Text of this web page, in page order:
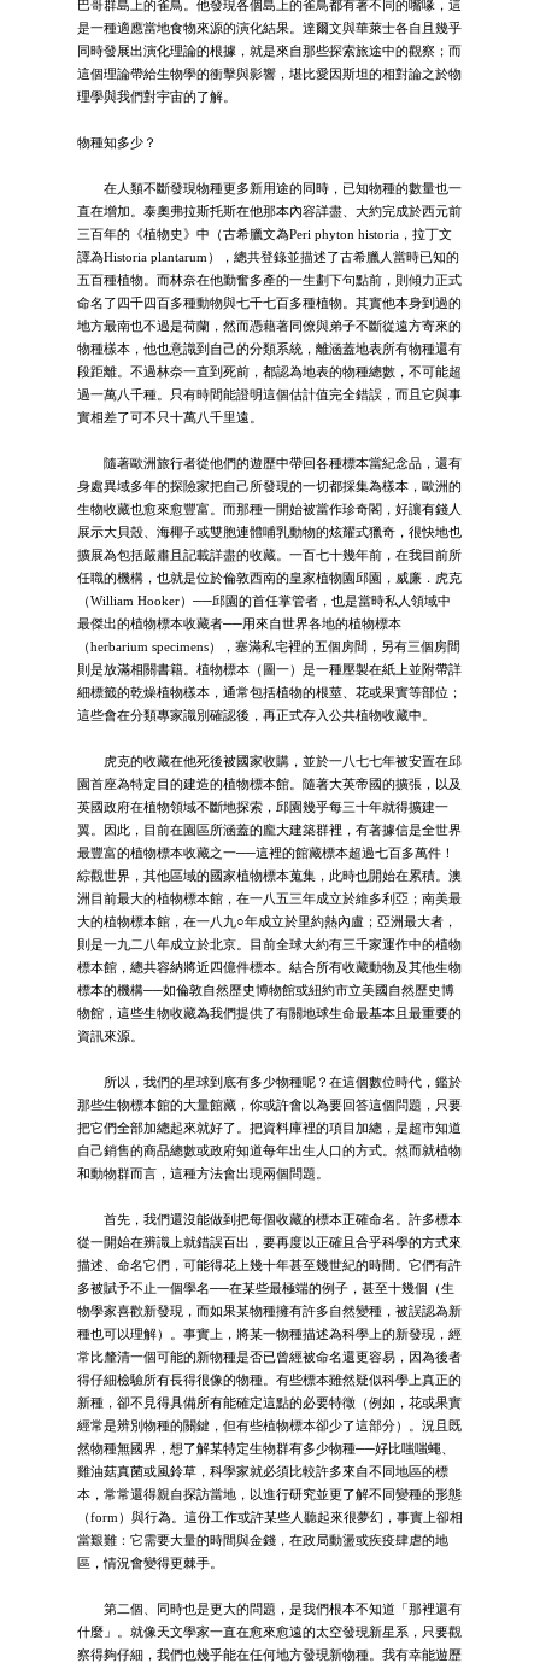
巴哥群島上的雀鳥。他發現各個島上的雀鳥都有著不同的嘴喙，這
是一種適應當地食物來源的演化結果。達爾文與華萊士各自且幾乎
同時發展出演化理論的根據，就是來自那些探索旅途中的觀察；而
這個理論帶給生物學的衝擊與影響，堪比愛因斯坦的相對論之於物
理學與我們對宇宙的了解。
物種知多少？
在人類不斷發現物種更多新用途的同時，已知物種的數量也一
直在增加。泰奧弗拉斯托斯在他那本內容詳盡、大約完成於西元前
三百年的《植物史》中（古希臘文為Peri phyton historia，拉丁文
譯為Historia plantarum），總共登錄並描述了古希臘人當時已知的
五百種植物。而林奈在他勤奮多產的一生劃下句點前，則傾力正式
命名了四千四百多種動物與七千七百多種植物。其實他本身到過的
地方最南也不過是荷蘭，然而憑藉著同僚與弟子不斷從遠方寄來的
物種樣本，他也意識到自己的分類系統，離涵蓋地表所有物種還有
段距離。不過林奈一直到死前，都認為地表的物種總數，不可能超
過一萬八千種。只有時間能證明這個估計值完全錯誤，而且它與事
實相差了可不只十萬八千里遠。
隨著歐洲旅行者從他們的遊歷中帶回各種標本當紀念品，還有
身處異域多年的探險家把自己所發現的一切都採集為樣本，歐洲的
生物收藏也愈來愈豐富。而那種一開始被當作珍奇閣，好讓有錢人
展示大貝殼、海椰子或雙胞連體哺乳動物的炫耀式獵奇，很快地也
擴展為包括嚴肅且記載詳盡的收藏。一百七十幾年前，在我目前所
任職的機構，也就是位於倫敦西南的皇家植物園邱園，威廉．虎克
（William Hooker）──邱園的首任掌管者，也是當時私人領域中
最傑出的植物標本收藏者──用來自世界各地的植物標本
（herbarium specimens），塞滿私宅裡的五個房間，另有三個房間
則是放滿相關書籍。植物標本（圖一）是一種壓製在紙上並附帶詳
細標籤的乾燥植物樣本，通常包括植物的根莖、花或果實等部位；
這些會在分類專家識別確認後，再正式存入公共植物收藏中。
虎克的收藏在他死後被國家收購，並於一八七七年被安置在邱
園首座為特定目的建造的植物標本館。隨著大英帝國的擴張，以及
英國政府在植物領域不斷地探索，邱園幾乎每三十年就得擴建一
翼。因此，目前在園區所涵蓋的龐大建築群裡，有著據信是全世界
最豐富的植物標本收藏之一──這裡的館藏標本超過七百多萬件！
綜觀世界，其他區域的國家植物標本蒐集，此時也開始在累積。澳
洲目前最大的植物標本館，在一八五三年成立於維多利亞；南美最
大的植物標本館，在一八九○年成立於里約熱內盧；亞洲最大者，
則是一九二八年成立於北京。目前全球大約有三千家運作中的植物
標本館，總共容納將近四億件標本。結合所有收藏動物及其他生物
標本的機構──如倫敦自然歷史博物館或紐約市立美國自然歷史博
物館，這些生物收藏為我們提供了有關地球生命最基本且最重要的
資訊來源。
所以，我們的星球到底有多少物種呢？在這個數位時代，鑑於
那些生物標本館的大量館藏，你或許會以為要回答這個問題，只要
把它們全部加總起來就好了。把資料庫裡的項目加總，是超市知道
自己銷售的商品總數或政府知道每年出生人口的方式。然而就植物
和動物群而言，這種方法會出現兩個問題。
首先，我們還沒能做到把每個收藏的標本正確命名。許多標本
從一開始在辨識上就錯誤百出，要再度以正確且合乎科學的方式來
描述、命名它們，可能得花上幾十年甚至幾世紀的時間。它們有許
多被賦予不止一個學名──在某些最極端的例子，甚至十幾個（生
物學家喜歡新發現，而如果某物種擁有許多自然變種，被誤認為新
種也可以理解）。事實上，將某一物種描述為科學上的新發現，經
常比釐清一個可能的新物種是否已曾經被命名還更容易，因為後者
得仔細檢驗所有長得很像的物種。有些標本雖然疑似科學上真正的
新種，卻不見得具備所有能確定這點的必要特徵（例如，花或果實
經常是辨別物種的關鍵，但有些植物標本卻少了這部分）。況且既
然物種無國界，想了解某特定生物群有多少物種──好比嗤嗤蠅、
雞油菇真菌或風鈴草，科學家就必須比較許多來自不同地區的標
本，常常還得親自探訪當地，以進行研究並更了解不同變種的形態
（form）與行為。這份工作或許某些人聽起來很夢幻，事實上卻相
當艱難：它需要大量的時間與金錢，在政局動盪或疾疫肆虐的地
區，情況會變得更棘手。
第二個、同時也是更大的問題，是我們根本不知道「那裡還有
什麼」。就像天文學家一直在愈來愈遠的太空發現新星系，只要觀
察得夠仔細，我們也幾乎能在任何地方發現新物種。我有幸能遊歷